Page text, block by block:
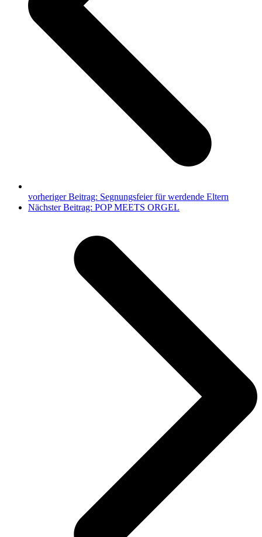
vorheriger Beitrag: Segnungsfeier für werdende Eltern
Nächster Beitrag: POP MEETS ORGEL